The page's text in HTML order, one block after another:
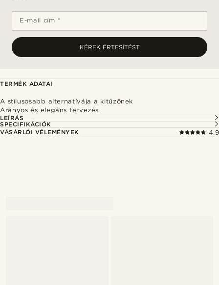
E-mail cím *
KÉREK ÉRTESÍTÉST
TERMÉK ADATAI
A stílusosabb alternatívája a kitűzőnek
Arányos és elegáns tervezés
LEÍRÁS
SPECIFIKÁCIÓK
VÁSÁRLÓI VÉLEMÉNYEK
4.9